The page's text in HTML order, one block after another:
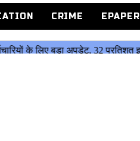
CRIME EPAPER